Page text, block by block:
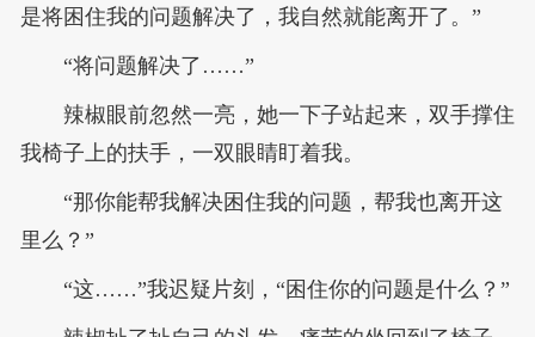
是将困住我的问题解决了，我自然就能离开了。”
“将问题解决了……”
辣椒眼前忽然一亮，她一下子站起来，双手撑住
我椅子上的扶手，一双眼睛盯着我。
“那你能帮我解决困住我的问题，帮我也离开这
里么？”
“这……”我迟疑片刻，“困住你的问题是什么？”